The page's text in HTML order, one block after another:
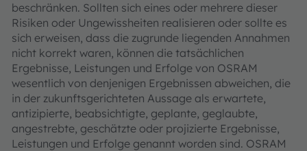
beschränken. Sollten sich eines oder mehrere dieser
Risiken oder Ungewissheiten realisieren oder sollte es
sich erweisen, dass die zugrunde liegenden Annahmen
nicht korrekt waren, können die tatsächlichen
Ergebnisse, Leistungen und Erfolge von OSRAM
wesentlich von denjenigen Ergebnissen abweichen, die
in der zukunftsgerichteten Aussage als erwartete,
antizipierte, beabsichtigte, geplante, geglaubte,
angestrebte, geschätzte oder projizierte Ergebnisse,
Leistungen und Erfolge genannt worden sind. OSRAM